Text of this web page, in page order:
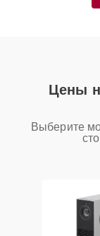
Цены
Выберите